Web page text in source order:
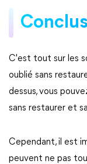
C'est tout sur les
oublié sans
dessus, vous
sans restaurer et
Cependant, il est
peuvent ne pas